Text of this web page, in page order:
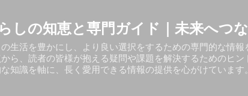
しの知恵と専門ガイド｜未来へつ
の生活を豊かにし、より良い選択をするための専門的な情
ら、読者の皆様が抱える疑問や課題を解決するためのヒ
知識を軸に、長く愛用できる情報の提供を心がけています。